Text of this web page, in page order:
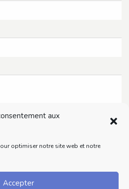
aux
optimiser notre site web et notre
Accepter